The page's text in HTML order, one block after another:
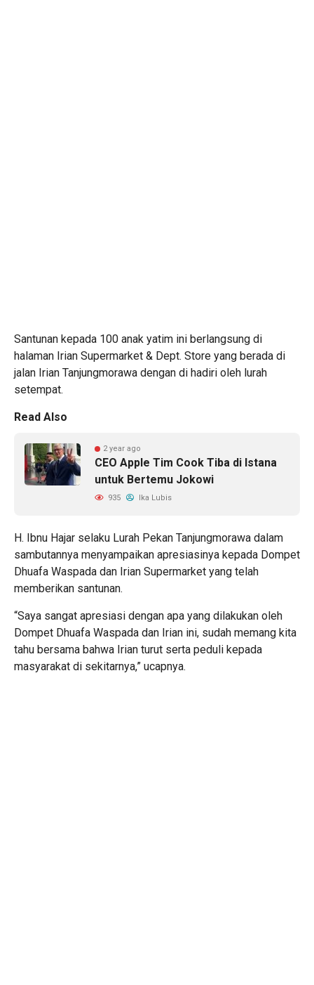
Santunan kepada 100 anak yatim ini berlangsung di
halaman Irian Supermarket & Dept. Store yang berada di
jalan Irian Tanjungmorawa dengan di hadiri oleh lurah
setempat.
Read Also
2 year ago
CEO Apple Tim Cook Tiba di Istana
untuk Bertemu Jokowi
935 Ika Lubis
H. Ibnu Hajar selaku Lurah Pekan Tanjungmorawa dalam
sambutannya menyampaikan apresiasinya kepada Dompet
Dhuafa Waspada dan Irian Supermarket yang telah
memberikan santunan.
“Saya sangat apresiasi dengan apa yang dilakukan oleh
Dompet Dhuafa Waspada dan Irian ini, sudah memang kita
tahu bersama bahwa Irian turut serta peduli kepada
masyarakat di sekitarnya,” ucapnya.